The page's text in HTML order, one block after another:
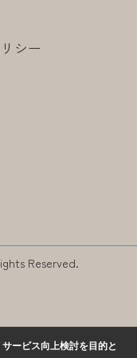
シー
Reserved.
ービス向上検討を目的と